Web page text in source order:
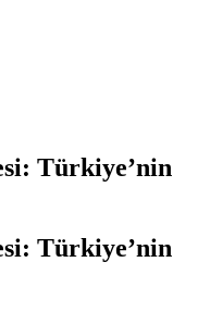
Türkiye’nin
Türkiye’nin